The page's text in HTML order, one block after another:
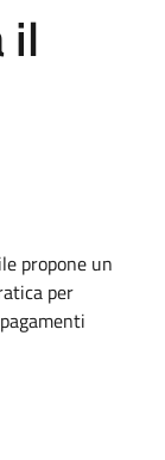
il
propone un
per